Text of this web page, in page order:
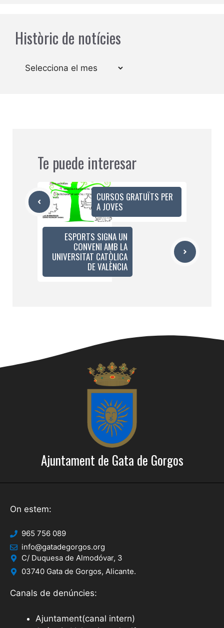
Històric de notícies
Arxius
Te puede interesar
CURSOS GRATUÏTS PER
A JOVES
ESPORTS SIGNA UN
CONVENI AMB LA
UNIVERSITAT CATÒLICA
DE VALÈNCIA
Ajuntament de Gata de Gorgos
On estem:
965 756 089
info@gatadegorgos.org
C/ Duquesa de Almodóvar, 3
03740 Gata de Gorgos, Alicante.
Canals de denúncies:
Ajuntament(canal intern)